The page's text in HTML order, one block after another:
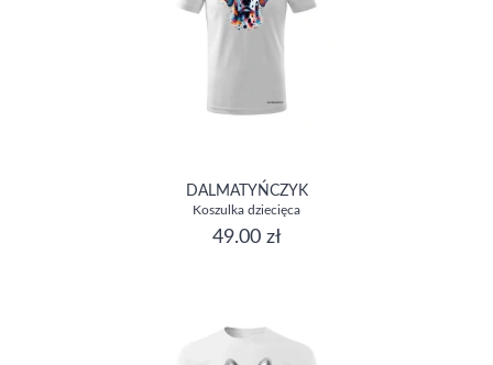
DALMATYŃCZYK
Koszulka dziecięca
49.00 zł